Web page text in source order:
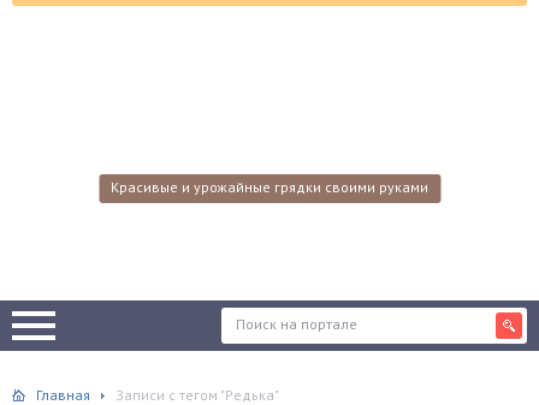
Красивые и урожайные грядки своими руками
Главная Записи с тегом "Редька"